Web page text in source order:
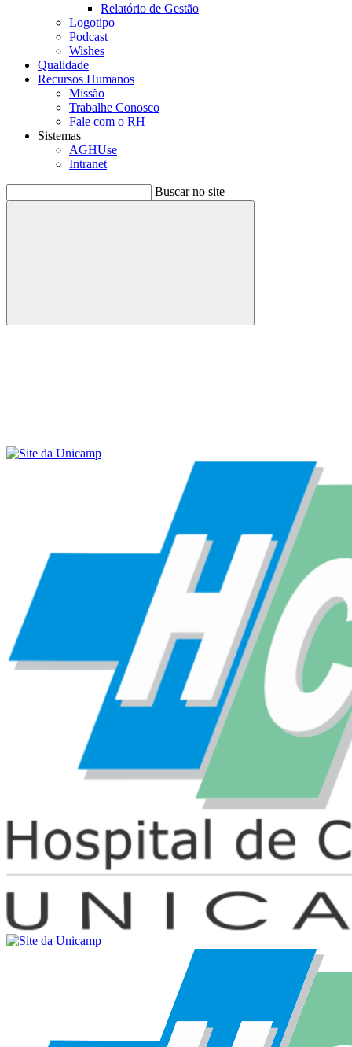
Relatório de Gestão
Logotipo
Podcast
Wishes
Qualidade
Recursos Humanos
Missão
Trabalhe Conosco
Fale com o RH
Sistemas
AGHUse
Intranet
Buscar no site
Buscar